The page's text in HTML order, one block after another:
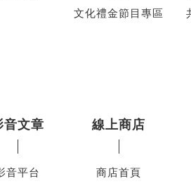
文化禮金節目專區
音文章
音平台
線上商店
商店首頁